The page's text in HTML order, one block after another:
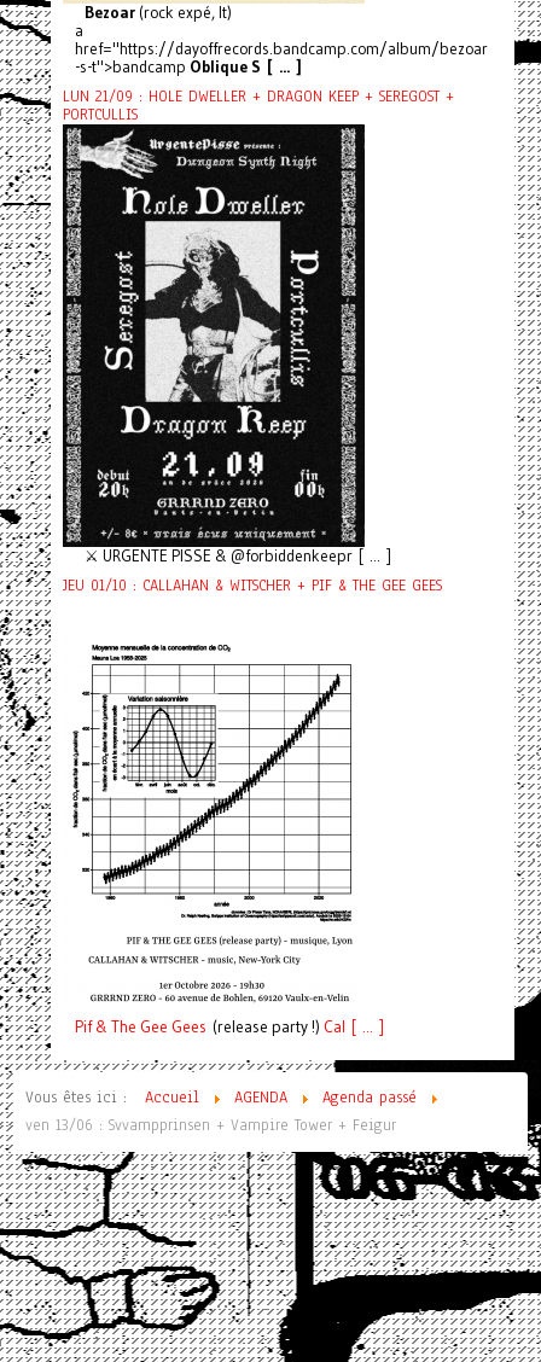
Bezoar(rock expé, It)
a
href="https://dayoffrecords.bandcamp.com/album/bezoar
-s-t">bandcamp Oblique S [ ... ]
LUN 21/09 : HOLE DWELLER + DRAGON KEEP + SEREGOST +
PORTCULLIS
⚔️ URGENTE PISSE & @forbiddenkeepr [ ... ]
JEU 01/10 : CALLAHAN & WITSCHER + PIF & THE GEE GEES
Pif& The Gee Gees (release party !) Cal [ ... ]
Vous êtes ici : Accueil AGENDA
Agenda passé
ven 13/06 : Svvampprinsen + Vampire Tower + Feigur